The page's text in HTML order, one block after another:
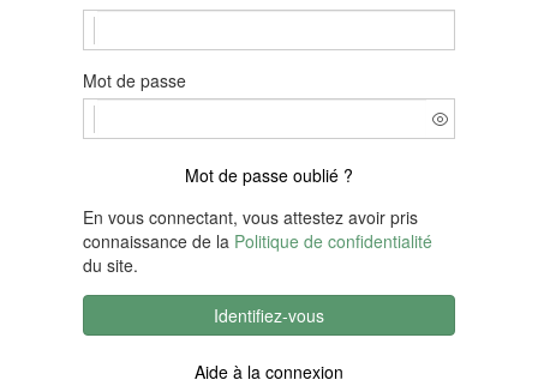
Mot de passe
Mot de passe oublié ?
En vous connectant, vous attestez avoir pris
connaissance de la Politique de confidentialité
du site.
Identifiez-vous
Aide à la connexion